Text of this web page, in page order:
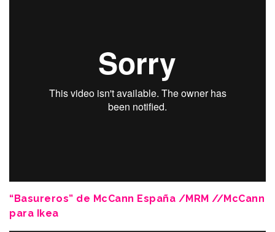
“Basureros” de McCann España /MRM //McCann
para Ikea